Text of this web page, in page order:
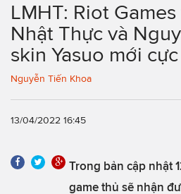
LMHT: Riot
Nhật Thực và
skin Yasuo mới
Nguyễn Tiến Khoa
13/04/2022 16:45
Trong bản cập nhật
game thủ sẽ nhận